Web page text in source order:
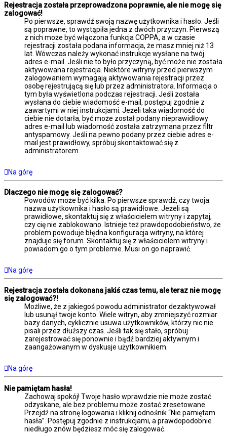
Rejestracja została przeprowadzona poprawnie, ale nie mogę się
zalogować!
Po pierwsze, sprawdź swoją nazwę użytkownika i hasło. Jeśli
są poprawne, to wystąpiła jedna z dwóch przyczyn. Pierwszą
z nich może być włączona funkcja COPPA, a w czasie
rejestracji została podana informacja, że masz mniej niż 13
lat. Wówczas należy wykonać instrukcje wysłane na twój
adres e-mail. Jeśli nie to było przyczyną, być może nie została
aktywowana rejestracja. Niektóre witryny przed pierwszym
zalogowaniem wymagają aktywowania rejestracji przez
osobę rejestrującą się lub przez administratora. Informacja o
tym była wyświetlona podczas rejestracji. Jeśli została
wysłana do ciebie wiadomość e-mail, postępuj zgodnie z
zawartymi w niej instrukcjami. Jeżeli taka wiadomość do
ciebie nie dotarła, być może został podany nieprawidłowy
adres e-mail lub wiadomość została zatrzymana przez filtr
antyspamowy. Jeśli na pewno podany przez ciebie adres e-
mail jest prawidłowy, spróbuj skontaktować się z
administratorem.
Na górę
Dlaczego nie mogę się zalogować?
Powodów może być kilka. Po pierwsze sprawdź, czy twoja
nazwa użytkownika i hasło są prawidłowe. Jeżeli są
prawidłowe, skontaktuj się z właścicielem witryny i zapytaj,
czy cię nie zablokowano. Istnieje też prawdopodobieństwo, że
problem powoduje błędna konfiguracja witryny, na której
znajduje się forum. Skontaktuj się z właścicielem witryny i
powiadom go o tym problemie. Musi on go naprawić.
Na górę
Rejestracja została dokonana jakiś czas temu, ale teraz nie mogę
się zalogować?!
Możliwe, że z jakiegoś powodu administrator dezaktywował
lub usunął twoje konto. Wiele witryn, aby zmniejszyć rozmiar
bazy danych, cyklicznie usuwa użytkowników, którzy nic nie
pisali przez dłuższy czas. Jeśli tak się stało, spróbuj
zarejestrować się ponownie i bądź bardziej aktywnym i
zaangażowanym w dyskusje użytkownikiem.
Na górę
Nie pamiętam hasła!
Zachowaj spokój! Twoje hasło wprawdzie nie może zostać
odzyskane, ale bez problemu może zostać zresetowane.
Przejdź na stronę logowania i kliknij odnośnik “Nie pamiętam
hasła”. Postępuj zgodnie z instrukcjami, a prawdopodobnie
niedługo znów będziesz móc się zalogować.